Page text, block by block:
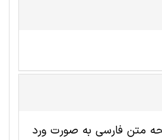
شده نانوفناوری شامل 7 صفحه انگلیسی به صورت پی دی اف و 17 صفحه متن فارسی به صورت ورد